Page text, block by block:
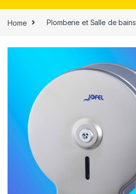
Home Plomberie et Salle de bains